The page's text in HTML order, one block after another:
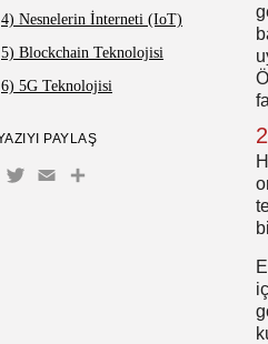
4) Nesnelerin İnterneti (IoT)
5) Blockchain Teknolojisi
6) 5G Teknolojisi
PAYLAŞ
Twitter
EmailShare